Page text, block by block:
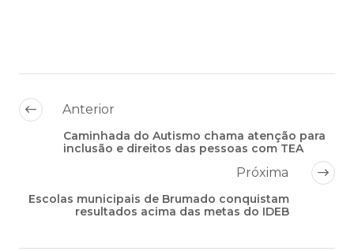
Anterior
Caminhada do Autismo chama atenção para
inclusão e direitos das pessoas com TEA
Próxima
Escolas municipais de Brumado conquistam
resultados acima das metas do IDEB